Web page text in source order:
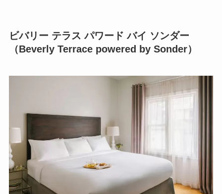
ビバリー テラス パワード バイ ソンダー
（Beverly Terrace powered by Sonder）